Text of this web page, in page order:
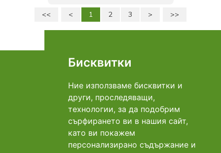
Бисквитки
Ние използваме бисквитки и
други, проследяващи,
технологии, за да подобрим
сърфирането ви в нашия сайт,
като ви покажем
персонализирано съдържание и
<< < 1 2 3 > >>
Връзка с нас
Адрес Добрич: ул. "Даме Груев"№1Б
E-mail:info@mart-ina.com
Плащане